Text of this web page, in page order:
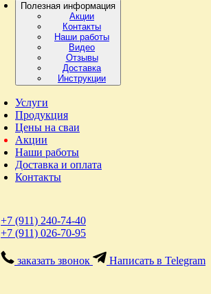
Полезная информация
Акции
Контакты
Наши работы
Видео
Отзывы
Доставка
Инструкции
Услуги
Продукция
Цены на сваи
Акции
Наши работы
Доставка и оплата
Контакты
+7 (911) 240-74-40
+7 (911) 026-70-95
заказать звонок Написать в Telegram